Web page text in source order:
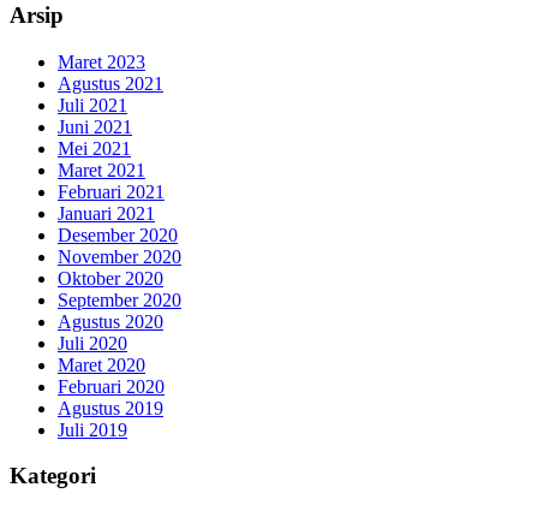
Arsip
Maret 2023
Agustus 2021
Juli 2021
Juni 2021
Mei 2021
Maret 2021
Februari 2021
Januari 2021
Desember 2020
November 2020
Oktober 2020
September 2020
Agustus 2020
Juli 2020
Maret 2020
Februari 2020
Agustus 2019
Juli 2019
Kategori